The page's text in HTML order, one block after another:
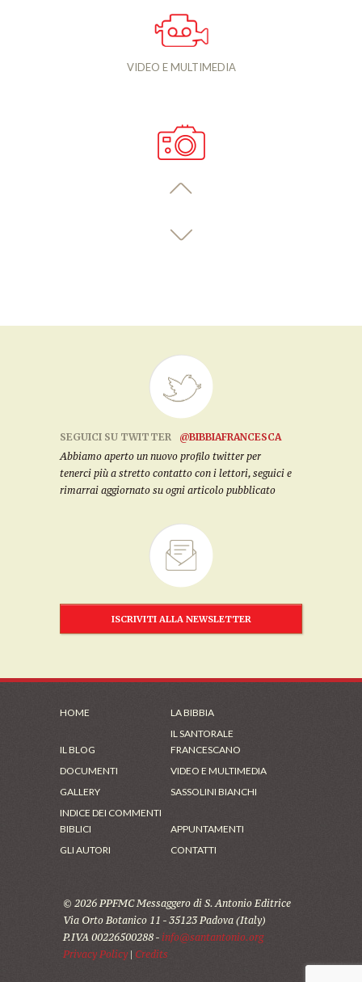
VIDEO E MULTIMEDIA
SEGUICI SU TWITTER
@BIBBIAFRANCESCA
Abbiamo aperto un nuovo profilo twitter per
tenerci più a stretto contatto con i lettori, seguici e
rimarrai aggiornato su ogni articolo pubblicato
ISCRIVITI ALLA NEWSLETTER
HOME LA BIBBIA
IL BLOG
IL SANTORALE
FRANCESCANO
DOCUMENTI
VIDEO E MULTIMEDIA
GALLERY
SASSOLINI BIANCHI
INDICE DEI COMMENTI
BIBLICI
APPUNTAMENTI
GLI AUTORI
CONTATTI
© 2026 PPFMC Messaggero di S. Antonio Editrice
Via Orto Botanico 11 - 35123 Padova (Italy)
P.IVA 00226500288 - info@santantonio.org
Privacy Policy| Credits